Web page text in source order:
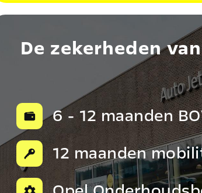
De zekerheden
6 - 12 maanden
12 maanden